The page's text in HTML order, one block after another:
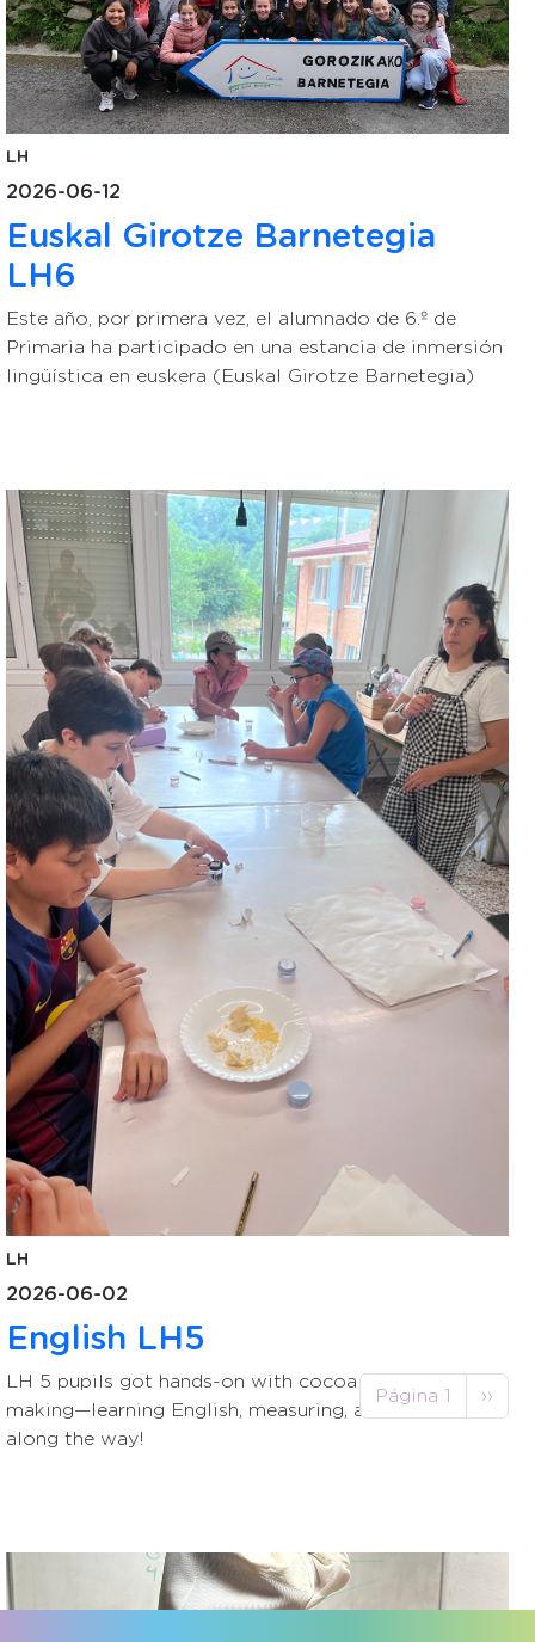
LH
2026-06-12
Euskal Girotze Barnetegia
LH6
Este año, por primera vez, el alumnado de 6.º de
Primaria ha participado en una estancia de inmersión
lingüística en euskera (Euskal Girotze Barnetegia)
LH
2026-06-02
English LH5
LH 5 pupils got hands-on with cocoa lip balm
making—learning English, measuring, and having fun
along the way!
Paginación Página 1 ››